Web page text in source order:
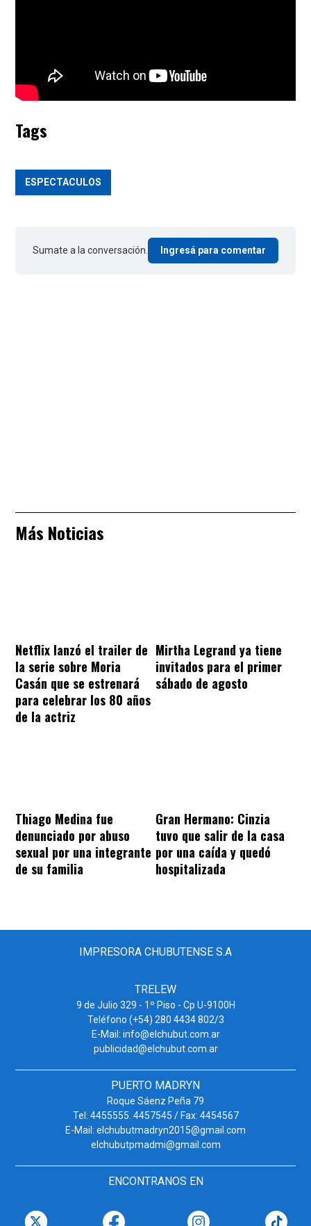
Tags
ESPECTACULOS
Sumate a la conversación. Ingresá para comentar
Más Noticias
Netflix lanzó el trailer de
la serie sobre Moria
Casán que se estrenará
para celebrar los 80 años
de la actriz
Mirtha Legrand ya tiene
invitados para el primer
sábado de agosto
Thiago Medina fue
denunciado por abuso
sexual por una integrante
de su familia
Gran Hermano: Cinzia
tuvo que salir de la casa
por una caída y quedó
hospitalizada
IMPRESORA CHUBUTENSE S.A
TRELEW
9 de Julio 329 - 1º Piso - Cp U-9100H
Teléfono (+54) 280 4434 802/3
E-Mail: info@elchubut.com.ar
publicidad@elchubut.com.ar
PUERTO MADRYN
Roque Sáenz Peña 79
Tel: 4455555. 4457545 / Fax: 4454567
E-Mail: elchubutmadryn2015@gmail.com
elchubutpmadmi@gmail.com
ENCONTRANOS EN